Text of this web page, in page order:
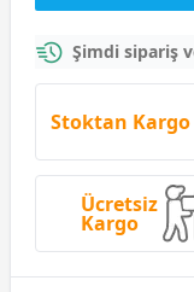
Şimdi sipariş
Stoktan Kargo
Ücretsiz
Kargo